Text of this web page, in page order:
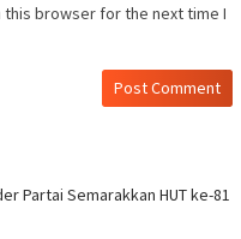
this browser for the next time I
Partai Semarakkan HUT ke-81